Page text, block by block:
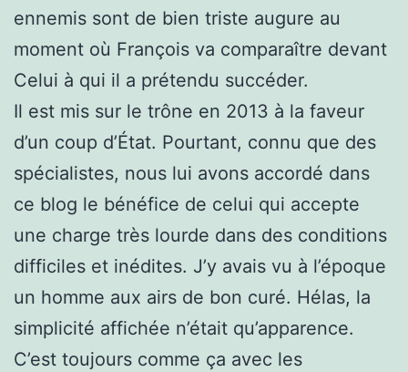
ennemis sont de bien triste augure au
moment où François va comparaître devant
Celui à qui il a prétendu succéder.
Il est mis sur le trône en 2013 à la faveur
d’un coup d’État. Pourtant, connu que des
spécialistes, nous lui avons accordé dans
ce blog le bénéfice de celui qui accepte
une charge très lourde dans des conditions
difficiles et inédites. J’y avais vu à l’époque
un homme aux airs de bon curé. Hélas, la
simplicité affichée n’était qu’apparence.
C’est toujours comme ça avec les